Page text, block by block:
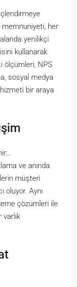
memnuniyeti, her
yenilikçi
kullanarak
ölçümleri, NPS
sosyal medya
bir araya
ve anında
müşteri
oluyor. Aynı
çözümleri ile